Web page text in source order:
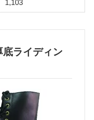
1,103
ライディン